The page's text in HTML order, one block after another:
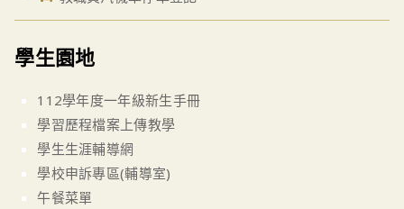
學生園地
112學年度一年級新生手冊
學習歷程檔案上傳教學
學生生涯輔導網
學校申訴專區(輔導室)
午餐菜單